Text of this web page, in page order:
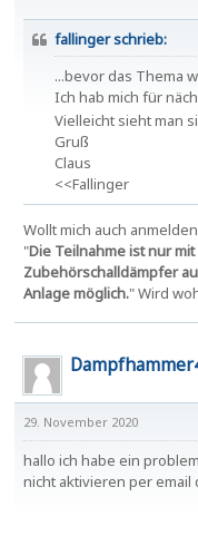
fallinger schrieb:
...bevor das Thema
Ich hab mich für
Vielleicht sieht man
Gruß
Claus
<<Fallinger
Wollt mich auch
"Die Teilnahme ist nur
Zubehörschalldämpfer
Anlage möglich." Wird
29. November 2020
hallo ich habe ein
nicht aktivieren per email